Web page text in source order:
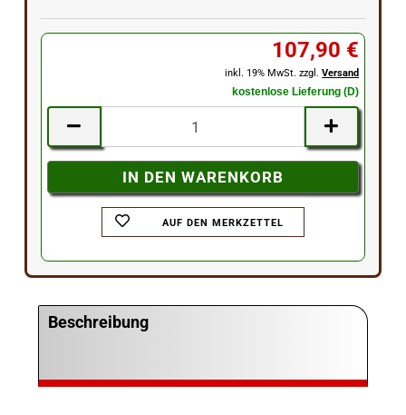
107,90 €
inkl. 19% MwSt. zzgl.Versand
kostenlose Lieferung (D)
AUF DEN MERKZETTEL
Beschreibung